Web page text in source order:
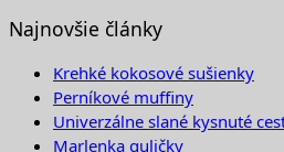
Najnovšie články
Krehké kokosové sušienky
Perníkové muffiny
Univerzálne slané kysnuté
Marlenka guličky